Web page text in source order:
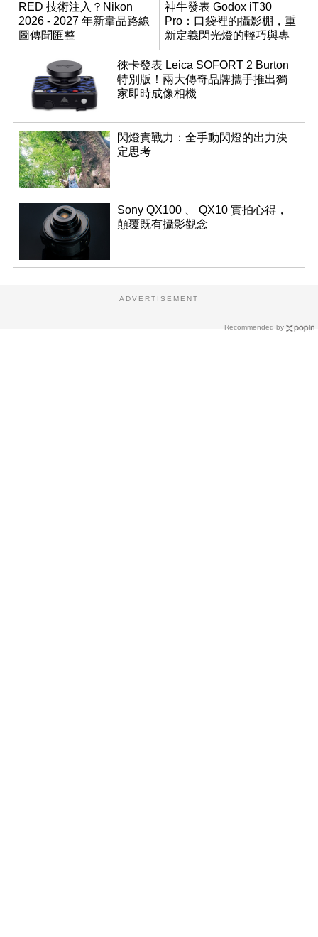
RED 技術注入？Nikon
2026 - 2027 年新韋品路線
圖傳聞匯整
神牛發表 Godox iT30
Pro：口袋裡的攝影棚，重
新定義閃光燈的輕巧與專
業
徠卡發表 Leica SOFORT 2 Burton
特別版！兩大傳奇品牌攜手推出獨
家即時成像相機
閃燈實戰力：全手動閃燈的出力決
定思考
Sony QX100 、 QX10 實拍心得，
顛覆既有攝影觀念
Recommended by
ADVERTISEMENT